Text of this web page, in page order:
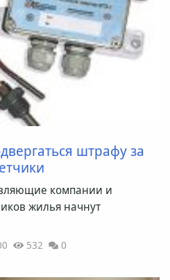
штрафу за
компании и
жилья начнут
532 0